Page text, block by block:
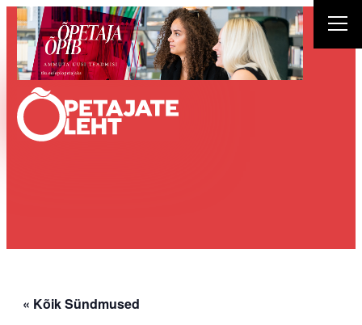
« Kõik Sündmused